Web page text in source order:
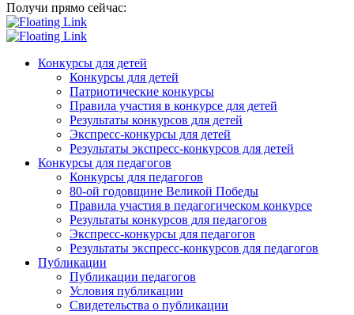
Получи прямо сейчас:
Конкурсы для детей
Конкурсы для детей
Патриотические конкурсы
Правила участия в конкурсе для детей
Результаты конкурсов для детей
Экспресс-конкурсы для детей
Результаты экспресс-конкурсов для детей
Конкурсы для педагогов
Конкурсы для педагогов
80-ой годовщине Великой Победы
Правила участия в педагогическом конкурсе
Результаты конкурсов для педагогов
Экспресс-конкурсы для педагогов
Результаты экспресс-конкурсов для педагогов
Публикации
Публикации педагогов
Условия публикации
Свидетельства о публикации